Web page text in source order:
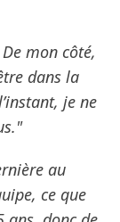
mon côté,
dans la
je ne
au
ce que